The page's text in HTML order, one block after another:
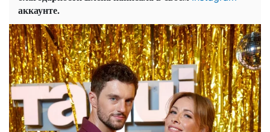
аккаунте.